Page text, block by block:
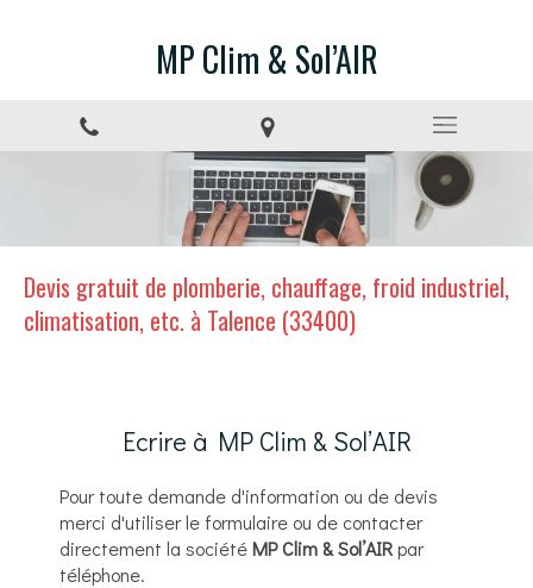
MP Clim & Sol’AIR
Devis gratuit de plomberie, chauffage, froid industriel,
climatisation, etc. à Talence (33400)
Ecrire à MP Clim & Sol’AIR
Pour toute demande d'information ou de devis
merci d'utiliser le formulaire ou de contacter
directement la sociétéMP Clim & Sol’AIRpar
téléphone.